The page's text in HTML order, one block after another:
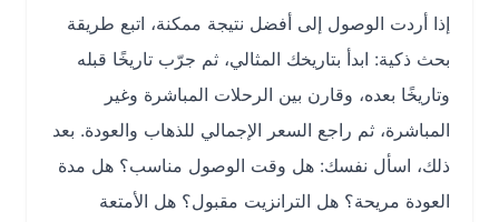
إذا أردت الوصول إلى أفضل نتيجة ممكنة، اتبع طريقة
بحث ذكية: ابدأ بتاريخك المثالي، ثم جرّب تاريخًا قبله
وتاريخًا بعده، وقارن بين الرحلات المباشرة وغير
المباشرة، ثم راجع السعر الإجمالي للذهاب والعودة. بعد
ذلك، اسأل نفسك: هل وقت الوصول مناسب؟ هل مدة
العودة مريحة؟ هل الترانزيت مقبول؟ هل الأمتعة